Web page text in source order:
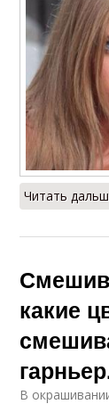
Читать
какие
В